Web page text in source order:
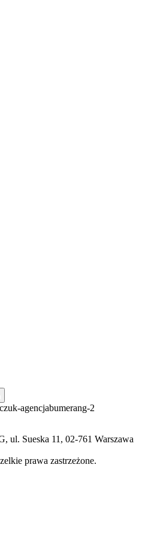
agencjabumerang-2
ul. Sueska 11, 02-761 Warszawa
prawa zastrzeżone.